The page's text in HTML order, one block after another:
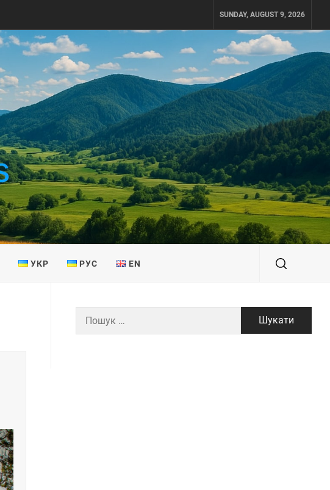
SUNDAY, AUGUST 9, 2026
УКР РУС EN